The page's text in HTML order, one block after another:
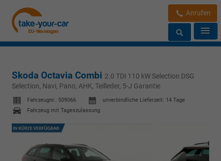
Anrufen
Skoda Octavia Combi 2.0 TDI 110 kW Selection DSG
Selection, Navi, Pano, AHK, Teilleder, 5-J Garantie
Fahrzeugnr.: 509066 unverbindliche Lieferzeit: 14 Tage
Fahrzeug mit Tageszulassung